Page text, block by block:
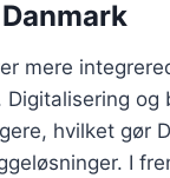
mere
og
hvilket gør
I